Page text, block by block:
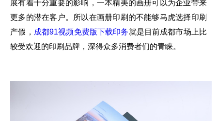
展有着十分重要的影响，一本精美的画册可以为企业带来
更多的潜在客户。所以在画册印刷的不能够马虎选择印刷
产假， 成都91视频免费版下载印务就是目前成都市场上比
较受欢迎的印刷品牌，深得众多消费者们的青睐。